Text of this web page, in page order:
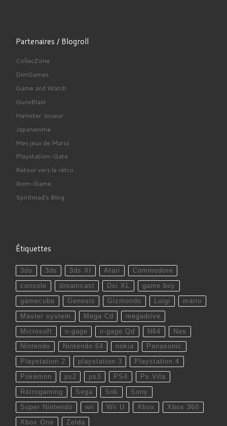
Partenaires / Blogroll
CollecZone
DimGames.
Game and Watch
GunxBlast
Hamster Joueur
Japananime
Mes jeux de Mario
Playstation-Gate.
Retour vers le rétro
Rom-Game.
Spiritmad's Blog
Étiquettes
3do 3ds 3ds Xl Atari Commodore
console dreamcast Dsi XL game boy
gamecube Genesis Gizmondo Luigi mario
Master system Mega Cd megadrive
Microsoft n-gage n-gage Qd N64 Nes
Nintendo Nintendo 64 nokia Panasonic
Playstation 2 playstation 3 Playstation 4
Pokémon ps2 ps3 PS4 Ps Vita
Rétrogaming Sega Snk Sony
Super Nintendo wii Wii U Xbox Xbox 360
Xbox One Zelda